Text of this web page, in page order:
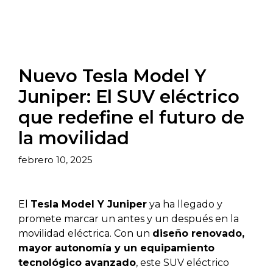
Nuevo Tesla Model Y
Juniper: El SUV eléctrico
que redefine el futuro de
la movilidad
febrero 10, 2025
El Tesla Model Y Juniper ya ha llegado y
promete marcar un antes y un después en la
movilidad eléctrica. Con un diseño renovado,
mayor autonomía y un equipamiento
tecnológico avanzado, este SUV eléctrico